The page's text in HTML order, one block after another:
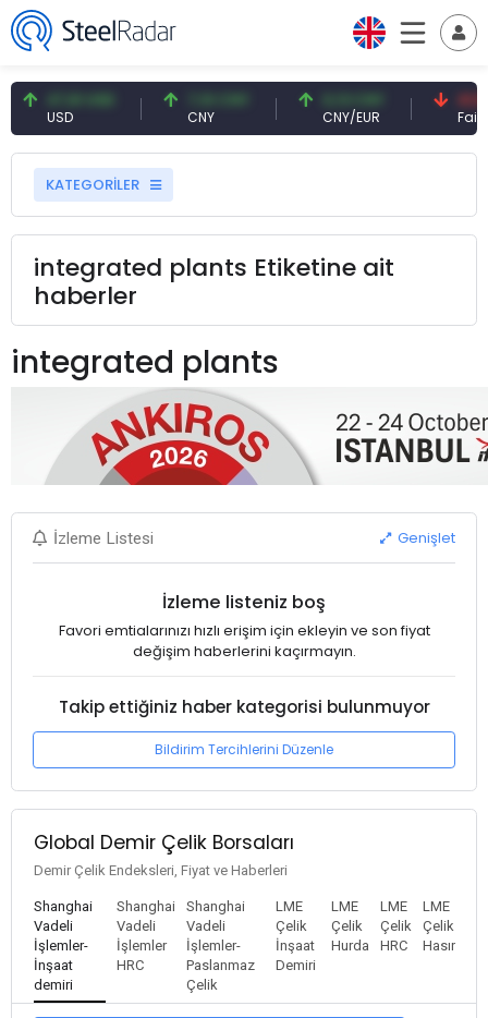
USD CNY CNY/EUR
41,53
Faiz
KATEGORİLER
integrated plants Etiketine ait
haberler
integrated plants
İzleme Listesi Genişlet
İzleme listeniz boş
Favori emtialarınızı hızlı erişim için ekleyin ve son fiyat
değişim haberlerini kaçırmayın.
Takip ettiğiniz haber kategorisi bulunmuyor
Bildirim Tercihlerini Düzenle
Global Demir Çelik Borsaları
Demir Çelik Endeksleri, Fiyat ve Haberleri
Shanghai
Vadeli
İşlemler-
İnşaat
demiri
Shanghai
Vadeli
İşlemler
HRC
Shanghai
Vadeli
İşlemler-
Paslanmaz
Çelik
LME
Çelik
İnşaat
Demiri
LME
Çelik
Hurda
LME
Çelik
HRC
LME
Çelik
Hasır